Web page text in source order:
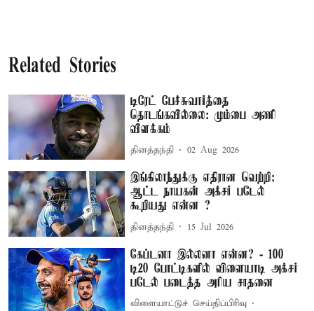
Related Stories
டிரேட் பேச்சுவார்த்தை
தொடங்கவில்லை: மும்பை அணி
விளக்கம்
தினத்தந்தி 02 Aug 2026
இங்கிலாந்துக்கு எதிரான வெற்றி:
ஆட்ட நாயகன் அக்சர் படேல்
கூறியது என்ன ?
தினத்தந்தி 15 Jul 2026
கேப்டனா இல்லனா என்ன? - 100
டி20 போட்டிகளில் விளையாடி அக்சர்
படேல் படைத்த அரிய சாதனை
விளையாட்டுச் செய்திப்பிரிவு